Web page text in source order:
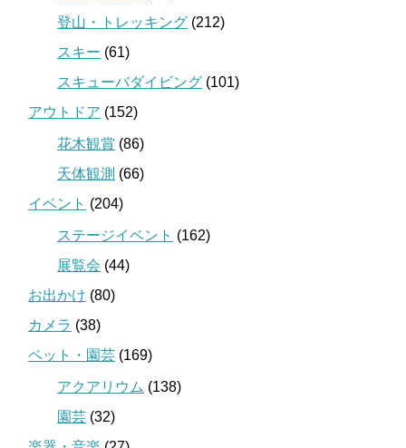
登山・トレッキング (212)
スキー (61)
スキューバダイビング (101)
アウトドア (152)
花木観賞 (86)
天体観測 (66)
イベント (204)
ステージイベント (162)
展覧会 (44)
お出かけ (80)
カメラ (38)
ペット・園芸 (169)
アクアリウム (138)
園芸 (32)